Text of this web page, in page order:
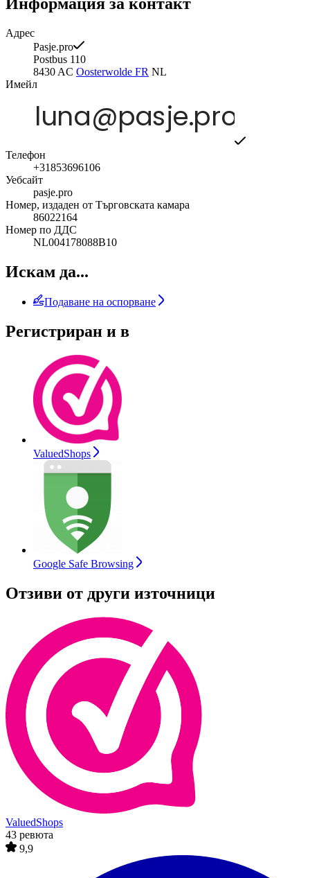
Адрес
Pasje.pro
Postbus 110
8430 AC Oosterwolde FR NL
Имейл
Телефон
+31853696106
Уебсайт
pasje.pro
Номер, издаден от Търговската камара
86022164
Номер по ДДС
NL004178088B10
Искам да...
Подаване на оспорване
Регистриран и в
ValuedShops
Google Safe Browsing
Отзиви от други източници
ValuedShops
43 ревюта
9,9